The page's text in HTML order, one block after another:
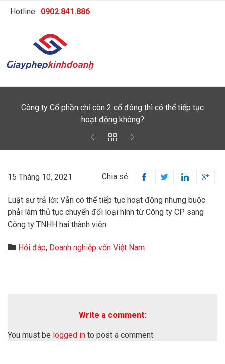
Hotline: 0902.841.886
Công ty Cổ phần chỉ còn 2 cổ đông thì có thể tiếp tục
hoạt động không?
  
15 Tháng 10, 2021 Chia sẻ    
Luật sư trả lời: Vẫn có thể tiếp tục hoạt động nhưng buộc
phải làm thủ tục chuyển đổi loại hình từ Công ty CP sang
Công ty TNHH hai thành viên.
 Category
Hỏi đáp, Doanh nghiệp vốn Việt Nam
Write a comment:
You must be logged in to post a comment.